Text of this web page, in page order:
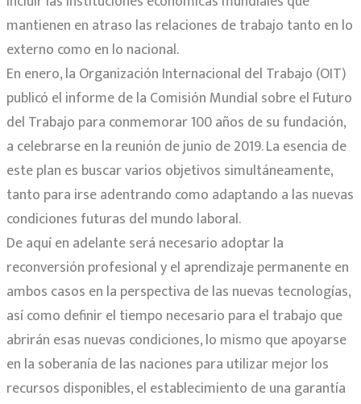
mantienen en atraso las relaciones de trabajo tanto en lo
externo como en lo nacional.
En enero, la Organización Internacional del Trabajo (OIT)
publicó el informe de la Comisión Mundial sobre el Futuro
del Trabajo para conmemorar 100 años de su fundación,
a celebrarse en la reunión de junio de 2019. La esencia de
este plan es buscar varios objetivos simultáneamente,
tanto para irse adentrando como adaptando a las nuevas
condiciones futuras del mundo laboral.
De aquí en adelante será necesario adoptar la
reconversión profesional y el aprendizaje permanente en
ambos casos en la perspectiva de las nuevas tecnologías,
así como definir el tiempo necesario para el trabajo que
abrirán esas nuevas condiciones, lo mismo que apoyarse
en la soberanía de las naciones para utilizar mejor los
recursos disponibles, el establecimiento de una garantía